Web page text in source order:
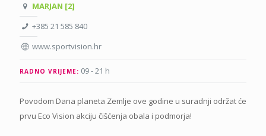
MARJAN [2]
+385 21 585 840
www.sportvision.hr
RADNO VRIJEME: 09 - 21 h
Povodom Dana planeta Zemlje ove godine u suradnji održat će
prvu Eco Vision akciju čišćenja obala i podmorja!